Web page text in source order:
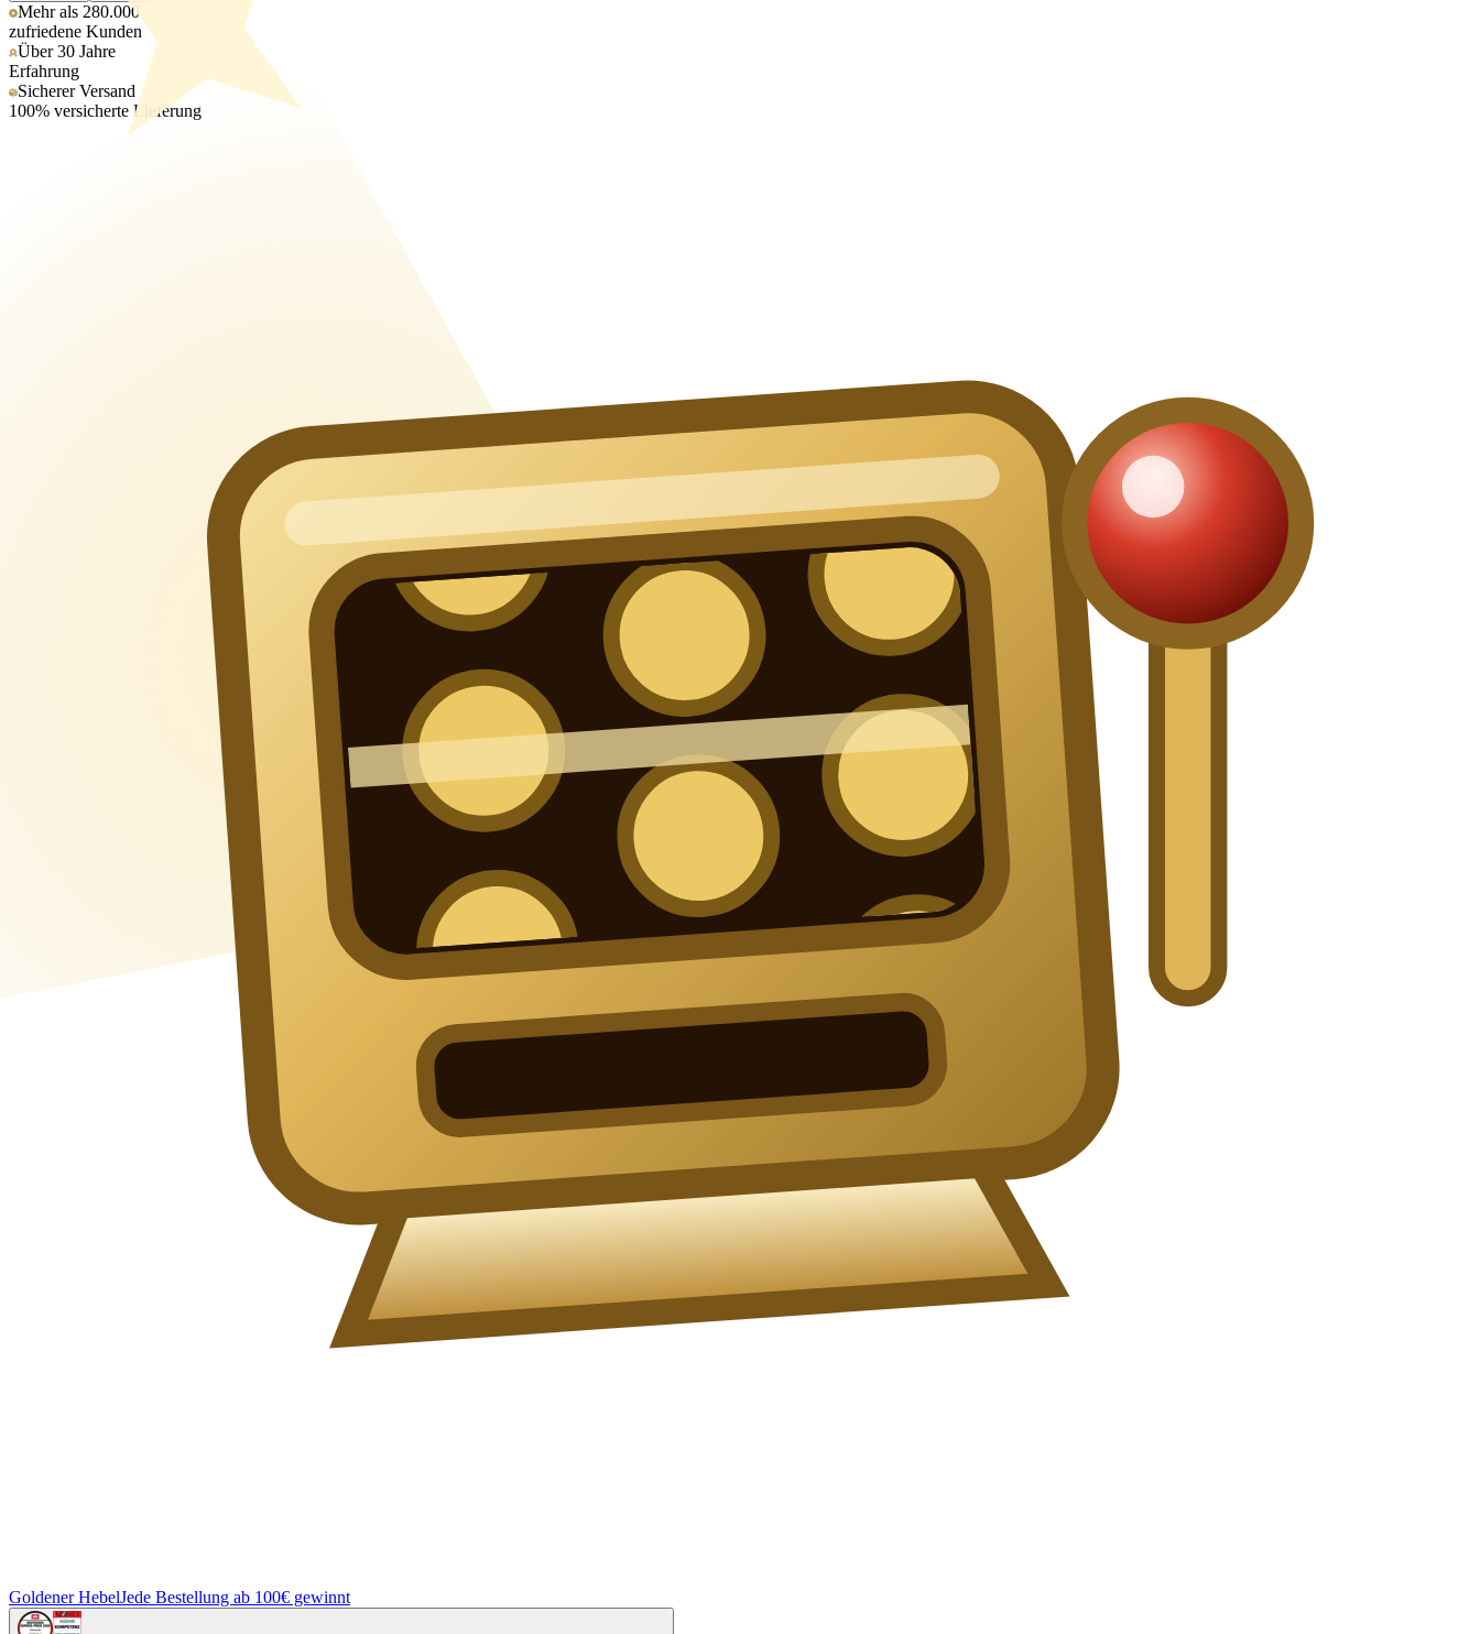
Mehr als 280.000
zufriedene Kunden
Über 30 Jahre
Erfahrung
Sicherer Versand
100% versicherte Lieferung
Goldener HebelJede Bestellung ab 100€ gewinnt